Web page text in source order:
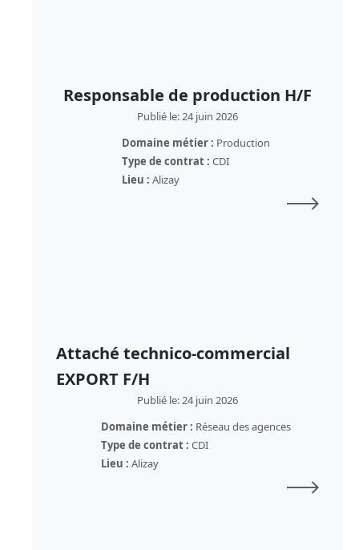
Responsable de production H/F
Publié le: 24 juin 2026
Domaine métier : Production
Type de contrat : CDI
Lieu : Alizay
Attaché technico-commercial
EXPORT F/H
Publié le: 24 juin 2026
Domaine métier : Réseau des agences
Type de contrat : CDI
Lieu : Alizay